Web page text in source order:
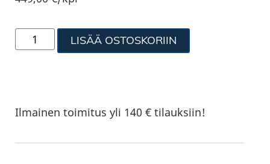
LISÄÄ OSTOSKORIIN
Ilmainen toimitus yli 140 € tilauksiin!